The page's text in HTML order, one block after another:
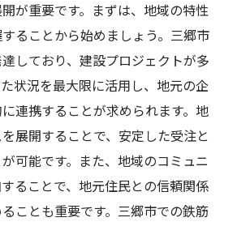
が重要です。まずは、地域の特性
ることから始めましょう。三郷市
しており、建設プロジェクトが多
状況を最大限に活用し、地元の企
連携することが求められます。地
展開することで、安定した受注と
可能です。また、地域のコミュニ
ることで、地元住民との信頼関係
ことも重要です。三郷市での鉄筋